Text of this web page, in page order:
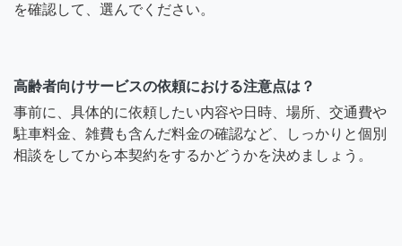
を確認して、選んでください。
高齢者向けサービスの依頼における注意点は？
事前に、具体的に依頼したい内容や日時、場所、交通費や
駐車料金、雑費も含んだ料金の確認など、しっかりと個別
相談をしてから本契約をするかどうかを決めましょう。